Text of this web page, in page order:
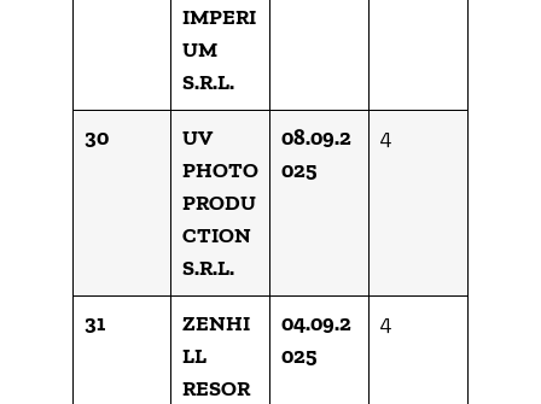
IMPERI
UM
S.R.L.
30
UV
PHOTO
PRODU
CTION
S.R.L.
08.09.2
025
4
31
ZENHI
LL
RESOR
04.09.2
025
4